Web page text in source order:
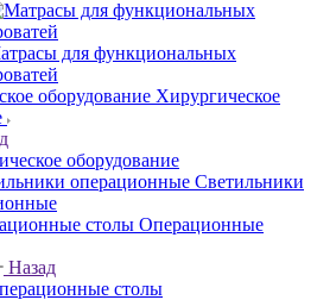
для функциональных
Хирургическое
оборудование
Светильники
Операционные
Назад
столы